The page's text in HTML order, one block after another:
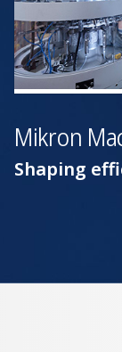
Mikron
Shaping